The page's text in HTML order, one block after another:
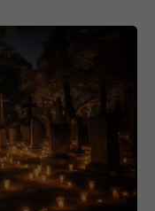
și respect